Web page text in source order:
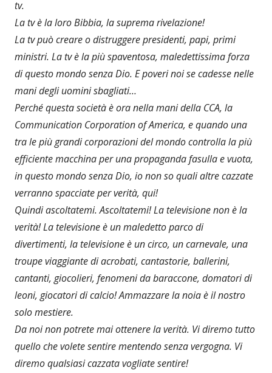
tv.
La tv è la loro Bibbia, la suprema rivelazione!
La tv può creare o distruggere presidenti, papi, primi
ministri. La tv è la più spaventosa, maledettissima forza
di questo mondo senza Dio. E poveri noi se cadesse nelle
mani degli uomini sbagliati…
Perché questa società è ora nella mani della CCA, la
Communication Corporation of America, e quando una
tra le più grandi corporazioni del mondo controlla la più
efficiente macchina per una propaganda fasulla e vuota,
in questo mondo senza Dio, io non so quali altre cazzate
verranno spacciate per verità, qui!
Quindi ascoltatemi. Ascoltatemi! La televisione non è la
verità! La televisione è un maledetto parco di
divertimenti, la televisione è un circo, un carnevale, una
troupe viaggiante di acrobati, cantastorie, ballerini,
cantanti, giocolieri, fenomeni da baraccone, domatori di
leoni, giocatori di calcio! Ammazzare la noia è il nostro
solo mestiere.
Da noi non potrete mai ottenere la verità. Vi diremo tutto
quello che volete sentire mentendo senza vergogna. Vi
diremo qualsiasi cazzata vogliate sentire!